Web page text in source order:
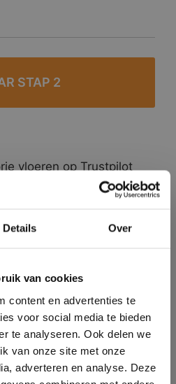
Details Over
van cookies
content en advertenties te
voor social media te bieden
te analyseren. Ook delen we
van onze site met onze
adverteren en analyse. Deze
vloeren op Trustpilot
passende offerte
showroom
maakt
cookies.
was deleted and is no
contact the website
cookies om de
te verbeteren. Door
van onze website geeft u
voor alle cookies in
ons cookiebeleid.Lees
verder